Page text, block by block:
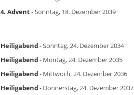
4. Advent- Sonntag, 18. Dezember 2039
Heiligabend- Sonntag, 24. Dezember 2034
Heiligabend- Montag, 24. Dezember 2035
Heiligabend- Mittwoch, 24. Dezember 2036
Heiligabend- Donnerstag, 24. Dezember 2037